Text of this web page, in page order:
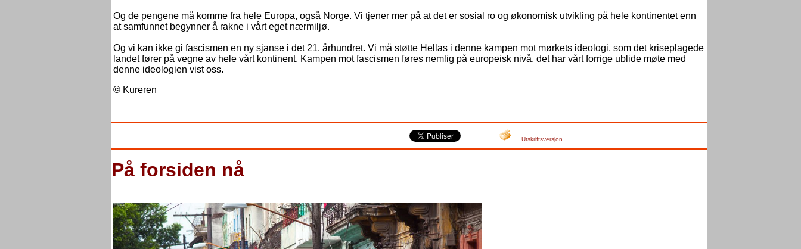
Og de pengene må komme fra hele Europa, også Norge. Vi tjener mer på at det er sosial ro og økonomisk utvikling på hele kontinentet enn
at samfunnet begynner å rakne i vårt eget nærmiljø.
Og vi kan ikke gi fascismen en ny sjanse i det 21. århundret. Vi må støtte Hellas i denne kampen mot mørkets ideologi, som det kriseplagede
landet fører på vegne av hele vårt kontinent. Kampen mot fascismen føres nemlig på europeisk nivå, det har vårt forrige ublide møte med
denne ideologien vist oss.
© Kureren
Utskriftsversjon
På forsiden nå